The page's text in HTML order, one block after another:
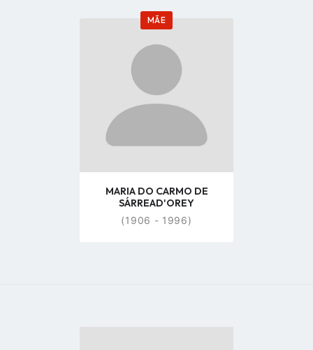
MÃE
Go
profile
page
MARIA DO CARMO DE
SÁRREAD'OREY
(1906 - 1996)